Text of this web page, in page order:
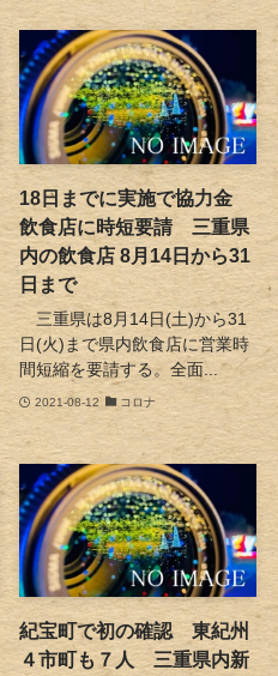
18日までに実施で協力金
飲食店に時短要請 三重県
内の飲食店 8月14日から31
日まで
三重県は8月14日(土)から31
日(火)まで県内飲食店に営業時
間短縮を要請する。全面...
2021-08-12 コロナ
紀宝町で初の確認 東紀州
４市町も７人 三重県内新